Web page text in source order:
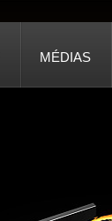
MÉDIAS